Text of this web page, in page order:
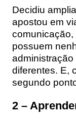
Decidiu
apostou em
possuem
diferentes. E,
segundo
2 –